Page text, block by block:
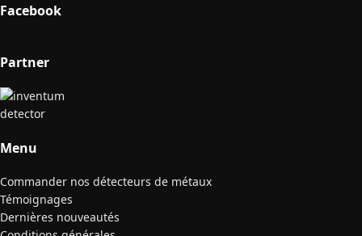
Facebook
Partner
Menu
Commander nos détecteurs de métaux
Témoignages
Dernières nouveautés